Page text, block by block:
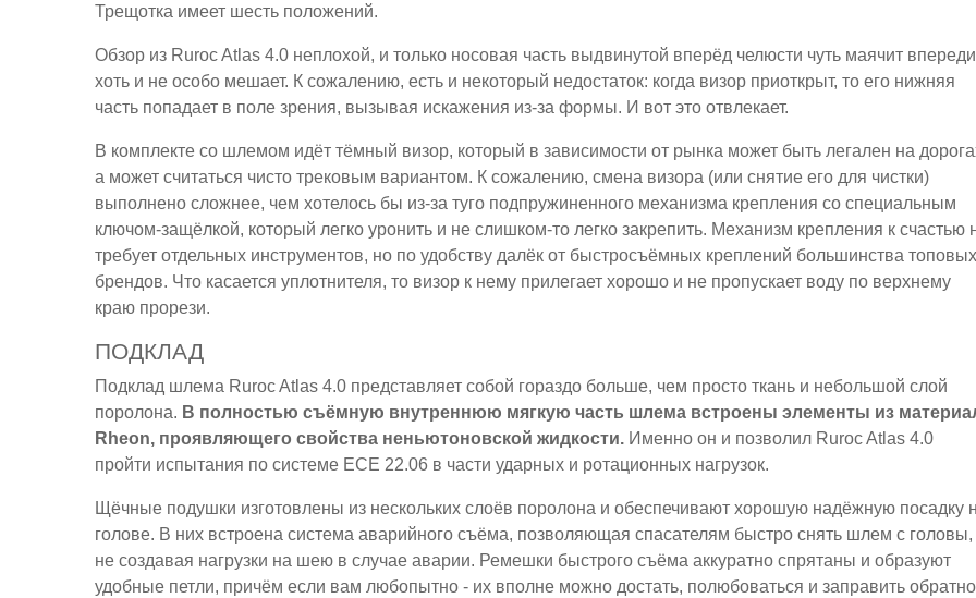
Трещотка имеет шесть положений.
Обзор из Ruroc Atlas 4.0 неплохой, и только носовая часть выдвинутой вперёд челюсти чуть маячит
хоть и не особо мешает. К сожалению, есть и некоторый недостаток: когда визор приоткрыт, то его нижняя
часть попадает в поле зрения, вызывая искажения из-за формы. И вот это отвлекает.
В комплекте со шлемом идёт тёмный визор, который в зависимости от рынка может быть легален на
а может считаться чисто трековым вариантом. К сожалению, смена визора (или снятие его для чистки)
выполнено сложнее, чем хотелось бы из-за туго подпружиненного механизма крепления со специальным
ключом-защёлкой, который легко уронить и не слишком-то легко закрепить. Механизм крепления к счастью
требует отдельных инструментов, но по удобству далёк от быстросъёмных креплений большинства топовых
брендов. Что касается уплотнителя, то визор к нему прилегает хорошо и не пропускает воду по верхнему
краю прорези.
ПОДКЛАД
Подклад шлема Ruroc Atlas 4.0 представляет собой гораздо больше, чем просто ткань и небольшой слой
поролона. В полностью съёмную внутреннюю мягкую часть шлема встроены элементы из
Rheon, проявляющего свойства неньютоновской жидкости. Именно он и позволил Ruroc Atlas 4.0
пройти испытания по системе ECE 22.06 в части ударных и ротационных нагрузок.
Щёчные подушки изготовлены из нескольких слоёв поролона и обеспечивают хорошую надёжную посадку
голове. В них встроена система аварийного съёма, позволяющая спасателям быстро снять шлем с головы,
не создавая нагрузки на шею в случае аварии. Ремешки быстрого съёма аккуратно спрятаны и образуют
удобные петли, причём если вам любопытно - их вполне можно достать, полюбоваться и заправить обратно